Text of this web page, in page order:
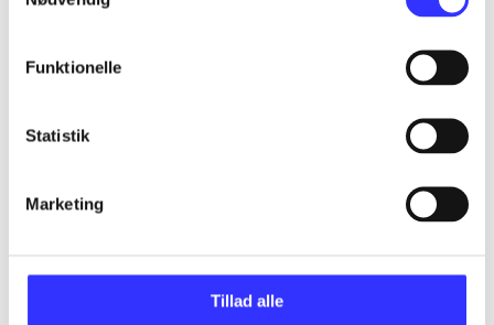
Funktionelle
Statistik
Marketing
Tillad alle
...
...
...